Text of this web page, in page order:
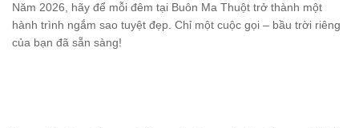
Năm 2026, hãy để mỗi đêm tại Buôn Ma Thuột trở thành một
hành trình ngắm sao tuyệt đẹp. Chỉ một cuộc gọi – bầu trời riêng
của bạn đã sẵn sàng!